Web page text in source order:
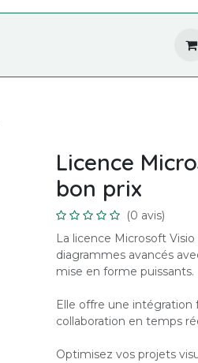
À
Licence
bon prix
(0 avis)
La licence Microsoft
diagrammes avancés
mise en forme puissants.
Elle offre une intégration
collaboration en temps
Optimisez vos projets